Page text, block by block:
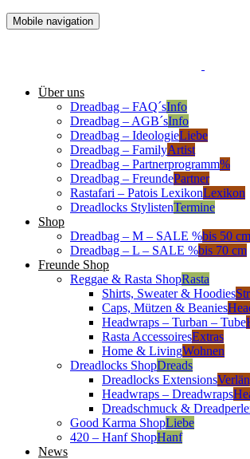
Mobile navigation
Über uns
Dreadbag – FAQ´sInfo
Dreadbag – AGB´sInfo
Dreadbag – IdeologieLiebe
Dreadbag – FamilyArtist
Dreadbag – Partnerprogramm%
Dreadbag – FreundePartner
Rastafari – Patois LexikonLexikon
Dreadlocks StylistenTermine
Shop
Dreadbag – M – SALE %bis 50 cm
Dreadbag – L – SALE %bis 70 cm
Freunde Shop
Reggae & Rasta ShopRasta
Shirts, Sweater & Hoodies
Caps, Mützen & Beanies
Headwraps – Turban – Tube
Rasta AccessoiresExtras
Home & LivingWohnen
Dreadlocks ShopDreads
Dreadlocks Extensions
Headwraps – Dreadwraps
Dreadschmuck &
Good Karma ShopLiebe
420 – Hanf ShopHanf
News